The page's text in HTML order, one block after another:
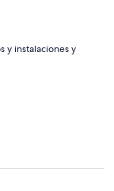
y instalaciones y